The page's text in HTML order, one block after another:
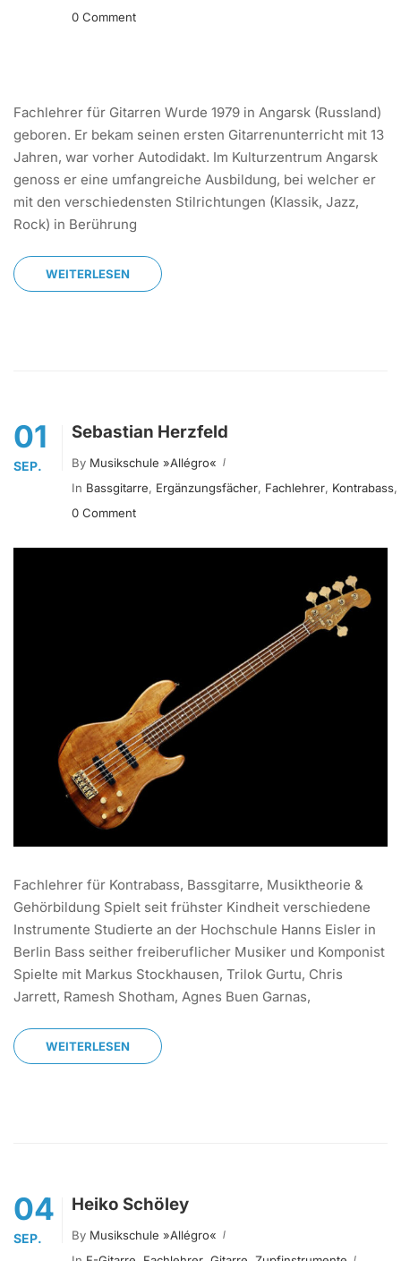
0 Comment
Fachlehrer für Gitarren Wurde 1979 in Angarsk (Russland)
geboren. Er bekam seinen ersten Gitarrenunterricht mit 13
Jahren, war vorher Autodidakt. Im Kulturzentrum Angarsk
genoss er eine umfangreiche Ausbildung, bei welcher er
mit den verschiedensten Stilrichtungen (Klassik, Jazz,
Rock) in Berührung
WEITERLESEN
01
SEP.
Sebastian Herzfeld
By Musikschule »allégro«
In Bassgitarre, Ergänzungsfächer, Fachlehrer, Kontrabass,
0 Comment
Fachlehrer für Kontrabass, Bassgitarre, Musiktheorie &
Gehörbildung Spielt seit frühster Kindheit verschiedene
Instrumente Studierte an der Hochschule Hanns Eisler in
Berlin Bass seither freiberuflicher Musiker und Komponist
Spielte mit Markus Stockhausen, Trilok Gurtu, Chris
Jarrett, Ramesh Shotham, Agnes Buen Garnas,
WEITERLESEN
04
SEP.
Heiko Schöley
By Musikschule »allégro«